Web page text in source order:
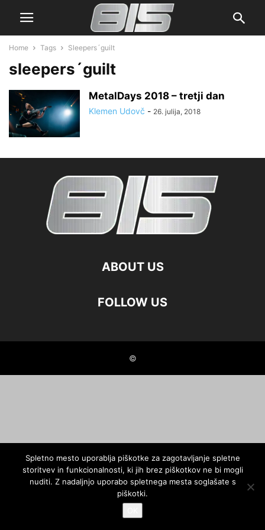
Home Tags Sleepers´guilt
sleepers´guilt
MetalDays 2018 – tretji dan
Klemen Udovč - 26. julija, 2018
ABOUT US
FOLLOW US
©
Spletno mesto uporablja piškotke za zagotavljanje spletne
storitvev in funkcionalnosti, ki jih brez piškotkov ne bi mogli
nuditi. Z nadaljnjo uporabo spletnega mesta soglašate s
piškotki.